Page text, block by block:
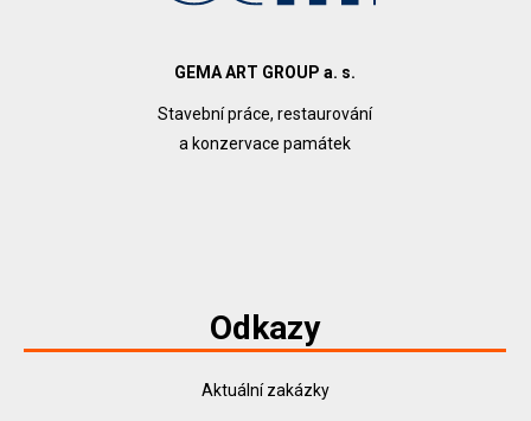
GEMA ART GROUP a. s.
Stavební práce, restaurování
a konzervace památek
Odkazy
Aktuální zakázky